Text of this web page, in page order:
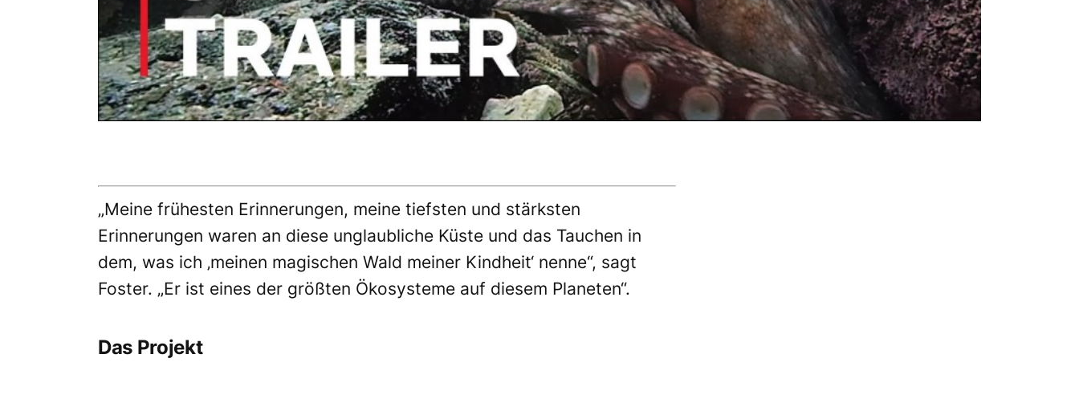
„Meine frühesten Erinnerungen, meine tiefsten und stärksten
Erinnerungen waren an diese unglaubliche Küste und das Tauchen in
dem, was ich ‚meinen magischen Wald meiner Kindheit‘ nenne“, sagt
Foster. „Er ist eines der größten Ökosysteme auf diesem Planeten“.
Das Projekt